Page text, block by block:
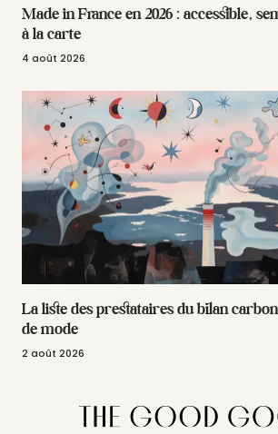
Made in France en 2026 : accessible,
à la carte
4 août 2026
La liste des prestataires du bilan
de mode
2 août 2026